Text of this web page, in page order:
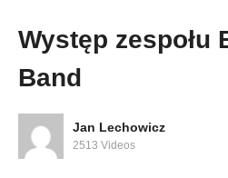
Występ zespołu
Band
Jan Lechowicz
2513 Videos